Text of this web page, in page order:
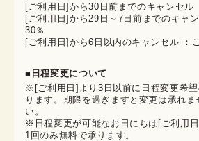
[ご利用日]から30日前までのキャンセル
[ご利用日]から29日～7日前までのキャ
30％
[ご利用日]から6日以内のキャンセル ：
■日程変更について
※[ご利用日]より3日以前に日程変更希
ります。期限を過ぎますと変更は承れま
い。
※日程変更が可能なお日にちは[ご利用
1回のみ無料で承ります。